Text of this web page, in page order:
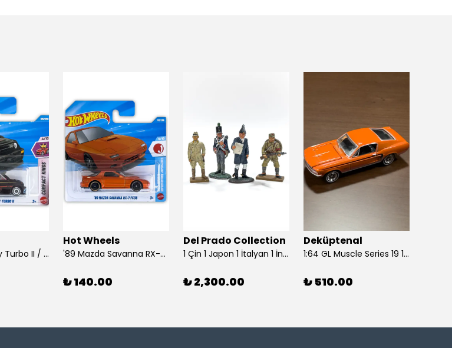
’85 Honda City Turbo II / Hot Wheels
Hot Wheels
'89 Mazda Savanna RX-7 FC3S / Hot Wheels
₺ 140.00
Del Prado Collection
1 Çin 1 Japon 1 İtalyan 1 İngiliz Askeri (Del Prado Collection)
₺ 2,300.00
Deküptenal
1:64 GL Muscle Series 19 1968 Ford Mustang GT Madagascar Orange Diecast Model Araba
₺ 510.00